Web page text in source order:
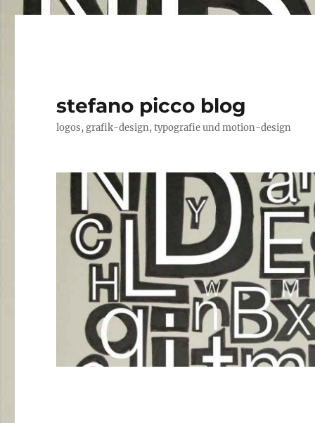
stefano picco blog
logos, grafik-design, typografie und motion-design